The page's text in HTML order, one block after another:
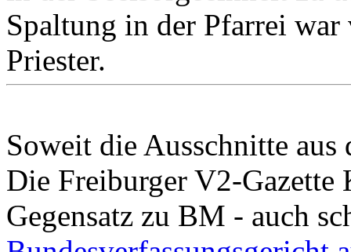
Spaltung in der Pfarrei
Priester.
Soweit die Ausschnitte
Die Freiburger V2-
Gegensatz zu BM - auch